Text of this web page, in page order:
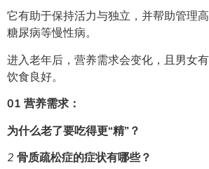
它有助于保持活力与独立，并帮助管理
糖尿病等慢性病。
进入老年后，营养需求会变化，且男
饮食良好。
01 营养需求：
为什么老了要吃得更“精”？
2 骨质疏松症的症状有哪些？